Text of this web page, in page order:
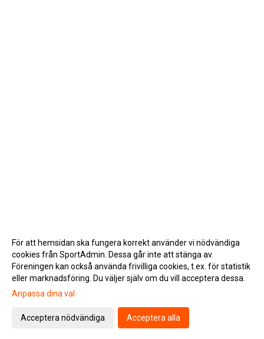
Gå till Webbversion
För att hemsidan ska fungera korrekt använder vi nödvändiga
cookies från SportAdmin. Dessa går inte att stänga av.
Föreningen kan också använda frivilliga cookies, t.ex. för statistik
eller marknadsföring. Du väljer själv om du vill acceptera dessa.
Anpassa dina val
Acceptera nödvändiga Acceptera alla